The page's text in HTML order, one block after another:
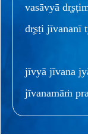
vasāvyā
dr̥ṣṭi jīvananī
jīvyā jīvana
jīvanamāṁ